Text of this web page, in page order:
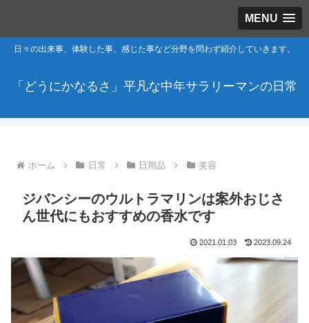
MENU
日々の出来事、体験した事、感じた事など分野を問わず紹介していきます。
「どうにかなるさ」平凡な中年サラリーマンの日常
ホーム 日常 日用品 美容
ジバンシーのウルトラマリンは案外おじさ
ん世代にもおすすめの香水です
2021.01.03 2023.09.24